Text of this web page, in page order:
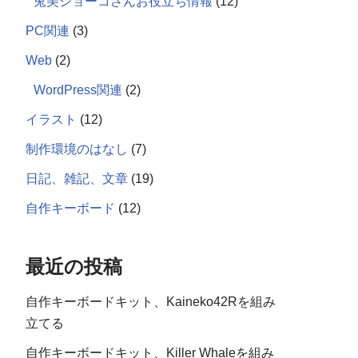
PC関連 (3)
Web(2)
WordPress関連 (2)
イラスト (12)
制作環境のはなし (7)
日記、雑記、文章(19)
自作キーボード (12)
最近の投稿
自作キーボードキット、Kaineko42Rを組み
立てる
自作キーボードキット、Killer Whaleを組み